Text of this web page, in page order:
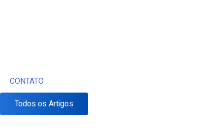
CONTATO
Todos os Artigos